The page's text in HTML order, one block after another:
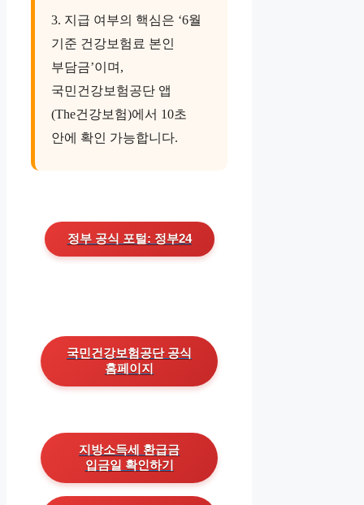
3. 지급 여부의 핵심은 ‘6월
기준 건강보험료 본인
부담금’이며,
국민건강보험공단 앱
(The건강보험)에서 10초
안에 확인 가능합니다.
정부 공식 포털: 정부24
국민건강보험공단 공식
홈페이지
지방소득세 환급금
입금일 확인하기